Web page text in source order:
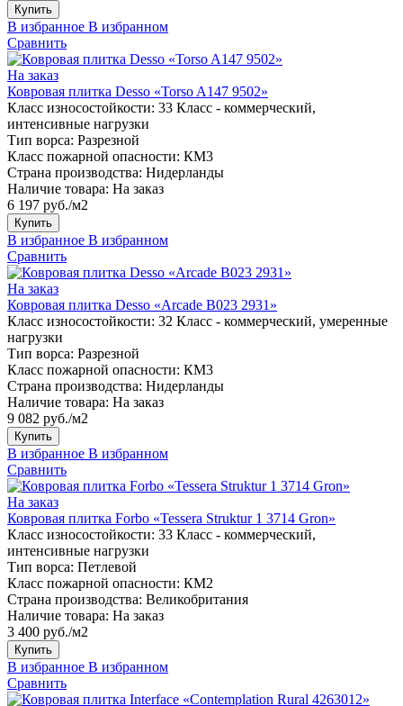
Купить
В избранное В избранном
Сравнить
На заказ
Ковровая плитка Desso «Torso A147 9502»
Класс износостойкости: 33 Класс - коммерческий,
интенсивные нагрузки
Тип ворса: Разрезной
Класс пожарной опасности: КМ3
Страна производства: Нидерланды
Наличие товара: На заказ
6 197 руб./м2
Купить
В избранное В избранном
Сравнить
На заказ
Ковровая плитка Desso «Arcade B023 2931»
Класс износостойкости: 32 Класс - коммерческий, умеренные
нагрузки
Тип ворса: Разрезной
Класс пожарной опасности: КМ3
Страна производства: Нидерланды
Наличие товара: На заказ
9 082 руб./м2
Купить
В избранное В избранном
Сравнить
На заказ
Ковровая плитка Forbo «Tessera Struktur 1 3714 Gron»
Класс износостойкости: 33 Класс - коммерческий,
интенсивные нагрузки
Тип ворса: Петлевой
Класс пожарной опасности: КМ2
Страна производства: Великобритания
Наличие товара: На заказ
3 400 руб./м2
Купить
В избранное В избранном
Сравнить